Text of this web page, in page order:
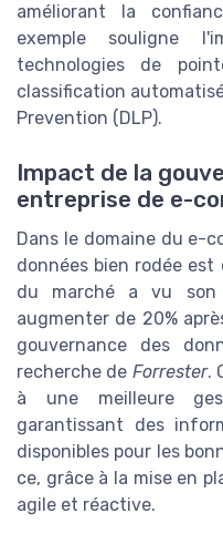
améliorant la
exemple souligne
technologies de
classification
Prevention (DLP).
Impact de la
entreprise de e-
Dans le domaine du e-
données bien rodée
du marché a vu
augmenter de 20%
gouvernance des
recherche de Forrester.
à une meilleure
garantissant des
disponibles pour les
ce, grâce à la mise en
agile et réactive.